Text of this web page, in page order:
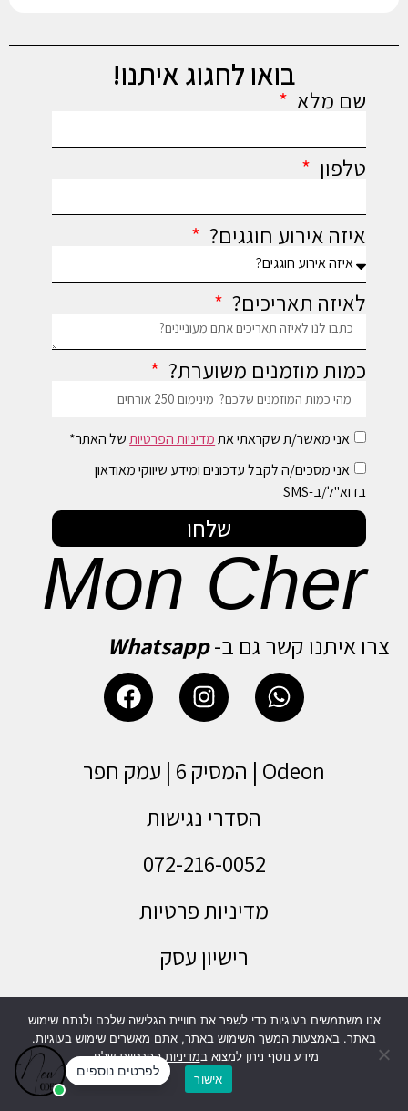
בואו לחגוג איתנו!
שם מלא
טלפון
איזה אירוע חוגגים?
לאיזה תאריכים?
כמות מוזמנים משוערת?
אני מאשר/ת שקראתי אתמדיניות הפרטיותשל האתר*
אני מסכים/ה לקבל עדכונים ומידע שיווקי מאודאון
בדוא"ל/ב-SMS
שלחו
Mon Cher
צרו איתנו קשר גם ב-Whatsapp
Odeon | המסיק 6 | עמק חפר
הסדרי נגישות
072-216-0052
מדיניות פרטיות
רישיון עסק
תעודת כשרות
אנו משתמשים בעוגיות כדי לשפר את חוויית הגלישה שלכם ולנתח שימוש
באתר. באמצעות המשך השימוש באתר, אתם מאשרים שימוש בעוגיות.
מידע נוסף ניתן למצוא במדיניות הפרטיותשלנו.
אישור